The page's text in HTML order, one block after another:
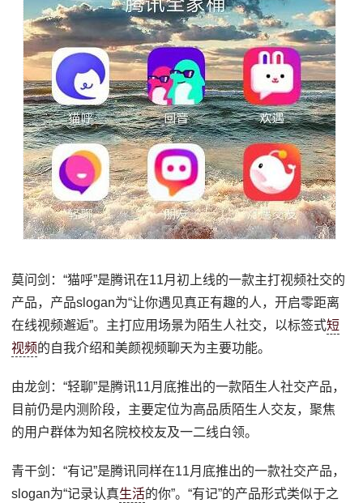
莫问剑：“猫呼”是腾讯在11月初上线的一款主打视频社交的
产品，产品slogan为“让你遇见真正有趣的人，开启零距离
在线视频邂逅”。主打应用场景为陌生人社交，以标签式短
视频的自我介绍和美颜视频聊天为主要功能。
由龙剑：“轻聊”是腾讯11月底推出的一款陌生人社交产品，
目前仍是内测阶段，主要定位为高品质陌生人交友，聚焦
的用户群体为知名院校校友及一二线白领。
青干剑：“有记”是腾讯同样在11月底推出的一款社交产品，
slogan为“记录认真生活的你”。“有记”的产品形式类似于之